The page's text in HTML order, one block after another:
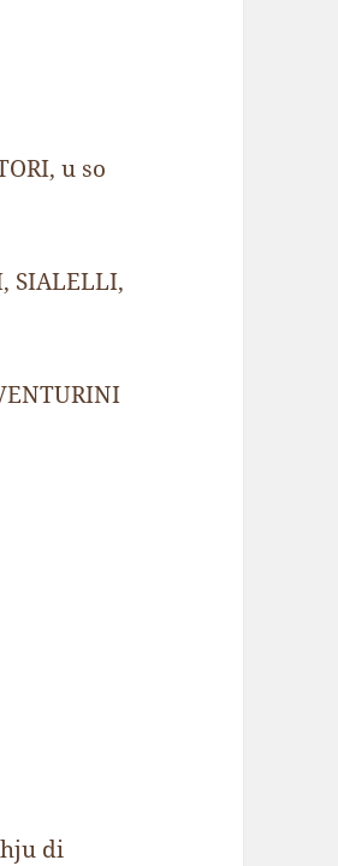
u so
SIALELLI,
di